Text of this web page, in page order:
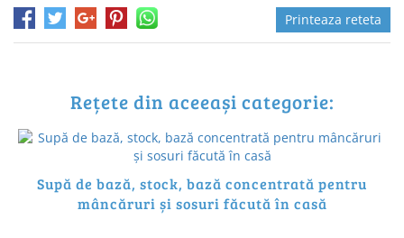
Printeaza reteta
Rețete din aceeași categorie:
Supă de bază, stock, bază concentrată pentru
mâncăruri și sosuri făcută în casă